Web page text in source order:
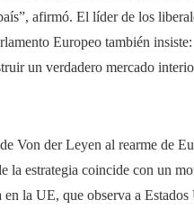
afirmó. El líder de los
Europeo también insiste:
un verdadero mercado
Von der Leyen al rearme de
la estrategia coincide con un
en la UE, que observa a Estados